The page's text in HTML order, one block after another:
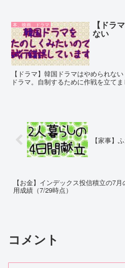
本、映画、ドラマ 【ドラ
ない
【ドラマ】韓国ドラマはやめられな
ドラマ。自制するために作戦を立てま
【家事】
【お金】インデックス投信積立の7月
用成績（7/29時点）
コメント